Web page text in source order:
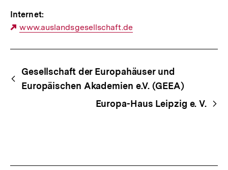
Internet:
Externer
www.auslandsgesellschaft.de
Begriffsnavigation
Content-
Navigation
Gesellschaft der Europahäuser und
Europäischen Akademien e.V. (GEEA)
Europa-Haus Leipzig e. V.